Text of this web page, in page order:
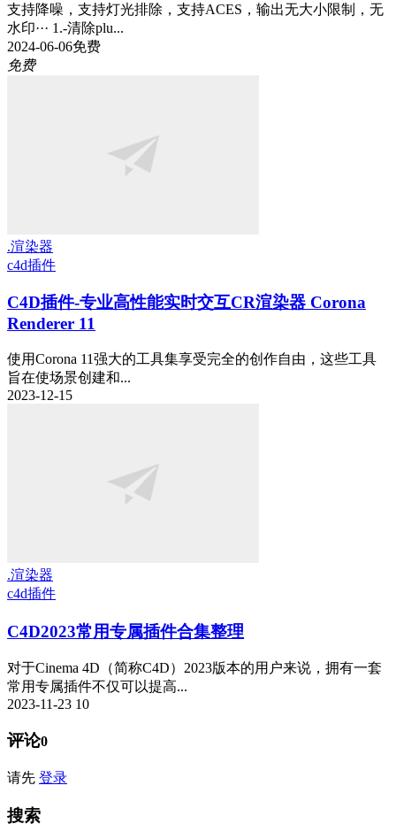
支持降噪，支持灯光排除，支持ACES，输出无大小限制，无
水印··· 1.-清除plu...
2024-06-06免费
免费
.渲染器
c4d插件
C4D插件-专业高性能实时交互CR渲染器 Corona
Renderer 11
使用Corona 11强大的工具集享受完全的创作自由，这些工具
旨在使场景创建和...
2023-12-15
.渲染器
c4d插件
C4D2023常用专属插件合集整理
对于Cinema 4D（简称C4D）2023版本的用户来说，拥有一套
常用专属插件不仅可以提高...
2023-11-23 10
评论0
请先 登录
搜索